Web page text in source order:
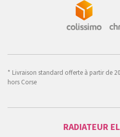
* Livraison standard offerte à partir de
hors Corse
RADIATEUR